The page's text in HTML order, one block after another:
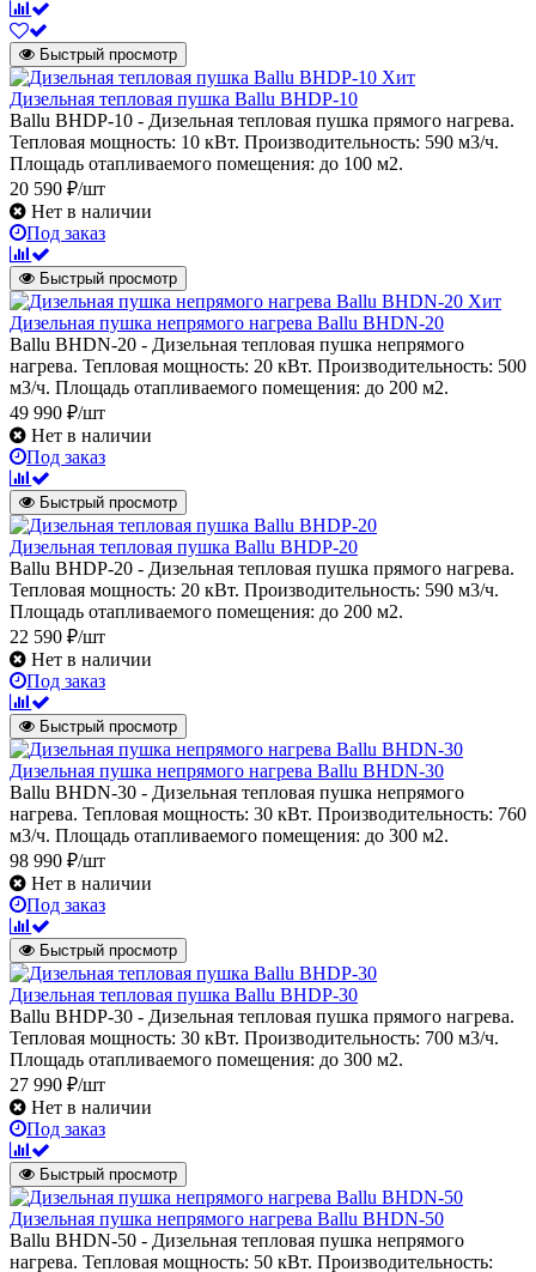
Быстрый просмотр
Хит
Дизельная тепловая пушка Ballu BHDP-10
Ballu BHDP-10 - Дизельная тепловая пушка прямого нагрева.
Тепловая мощность: 10 кВт. Производительность: 590 м3/ч.
Площадь отапливаемого помещения: до 100 м2.
20 590 ₽/шт
Нет в наличии
Под заказ
Быстрый просмотр
Хит
Дизельная пушка непрямого нагрева Ballu BHDN-20
Ballu BHDN-20 - Дизельная тепловая пушка непрямого
нагрева. Тепловая мощность: 20 кВт. Производительность: 500
м3/ч. Площадь отапливаемого помещения: до 200 м2.
49 990 ₽/шт
Нет в наличии
Под заказ
Быстрый просмотр
Дизельная тепловая пушка Ballu BHDP-20
Ballu BHDP-20 - Дизельная тепловая пушка прямого нагрева.
Тепловая мощность: 20 кВт. Производительность: 590 м3/ч.
Площадь отапливаемого помещения: до 200 м2.
22 590 ₽/шт
Нет в наличии
Под заказ
Быстрый просмотр
Дизельная пушка непрямого нагрева Ballu BHDN-30
Ballu BHDN-30 - Дизельная тепловая пушка непрямого
нагрева. Тепловая мощность: 30 кВт. Производительность: 760
м3/ч. Площадь отапливаемого помещения: до 300 м2.
98 990 ₽/шт
Нет в наличии
Под заказ
Быстрый просмотр
Дизельная тепловая пушка Ballu BHDP-30
Ballu BHDP-30 - Дизельная тепловая пушка прямого нагрева.
Тепловая мощность: 30 кВт. Производительность: 700 м3/ч.
Площадь отапливаемого помещения: до 300 м2.
27 990 ₽/шт
Нет в наличии
Под заказ
Быстрый просмотр
Дизельная пушка непрямого нагрева Ballu BHDN-50
Ballu BHDN-50 - Дизельная тепловая пушка непрямого
нагрева. Тепловая мощность: 50 кВт. Производительность: